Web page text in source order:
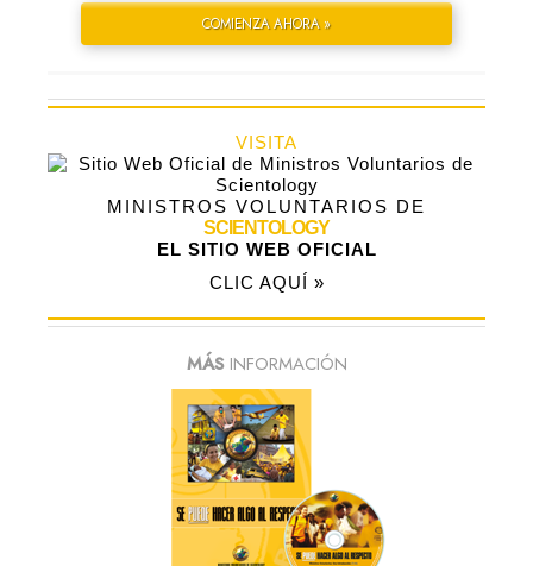
COMIENZA AHORA »
VISITA
MINISTROS VOLUNTARIOS DE
SCIENTOLOGY
EL SITIO WEB OFICIAL
CLIC AQUÍ »
MÁSINFORMACIÓN